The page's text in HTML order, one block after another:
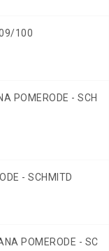
100
POMERODE - SCH
- SCHMITD
POMERODE - SC